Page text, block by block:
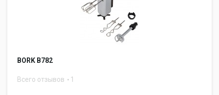
BORK B782
Всего отзывов 1